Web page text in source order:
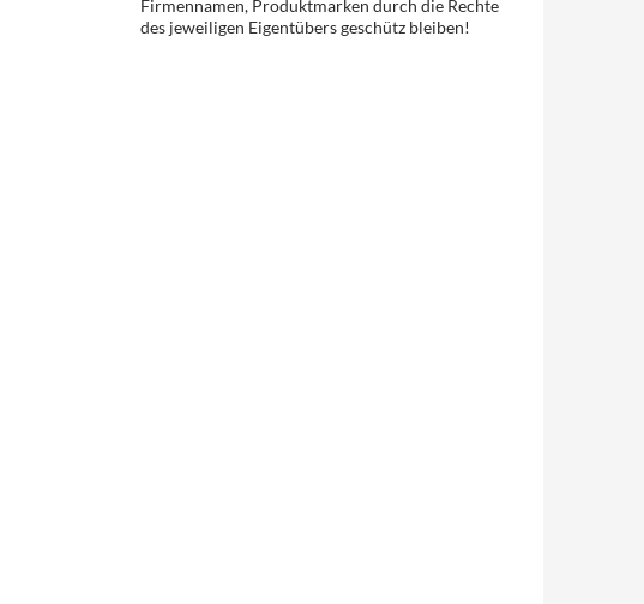
Firmennamen, Produktmarken durch die Rechte
des jeweiligen Eigentübers geschütz bleiben!